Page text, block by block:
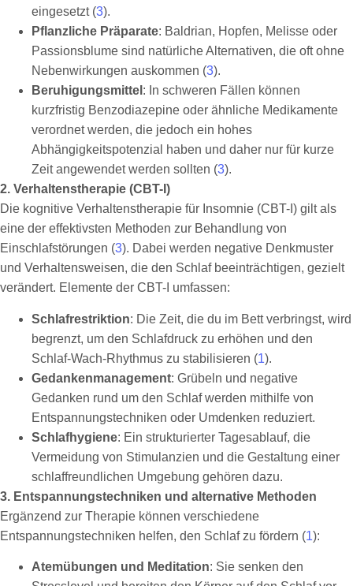
eingesetzt (3).
Pflanzliche Präparate: Baldrian, Hopfen, Melisse oder
Passionsblume sind natürliche Alternativen, die oft ohne
Nebenwirkungen auskommen (3).
Beruhigungsmittel : In schweren Fällen können
kurzfristig Benzodiazepine oder ähnliche Medikamente
verordnet werden, die jedoch ein hohes
Abhängigkeitspotenzial haben und daher nur für kurze
Zeit angewendet werden sollten (3).
2. Verhaltenstherapie (CBT-I)
Die kognitive Verhaltenstherapie für Insomnie (CBT-I) gilt als
eine der effektivsten Methoden zur Behandlung von
Einschlafstörungen (3). Dabei werden negative Denkmuster
und Verhaltensweisen, die den Schlaf beeinträchtigen, gezielt
verändert. Elemente der CBT-I umfassen:
Schlafrestriktion: Die Zeit, die du im Bett verbringst, wird
begrenzt, um den Schlafdruck zu erhöhen und den
Schlaf-Wach-Rhythmus zu stabilisieren (1).
Gedankenmanagement: Grübeln und negative
Gedanken rund um den Schlaf werden mithilfe von
Entspannungstechniken oder Umdenken reduziert.
Schlafhygiene: Ein strukturierter Tagesablauf, die
Vermeidung von Stimulanzien und die Gestaltung einer
schlaffreundlichen Umgebung gehören dazu.
3. Entspannungstechniken und alternative Methoden
Ergänzend zur Therapie können verschiedene
Entspannungstechniken helfen, den Schlaf zu fördern (1):
Atemübungen und Meditation: Sie senken den